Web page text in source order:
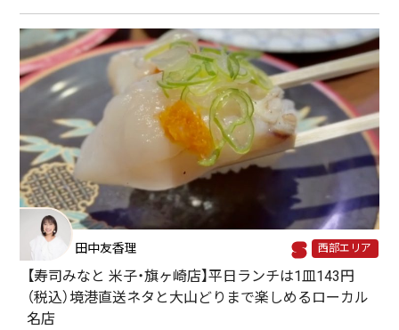
田中友香理 西部エリア
【寿司みなと 米子・旗ヶ崎店】平日ランチは1皿143円
（税込）境港直送ネタと大山どりまで楽しめるローカル
名店